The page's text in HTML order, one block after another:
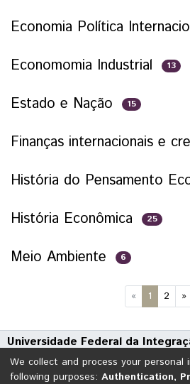
Economia Política
Economomia Industrial 13
Estado e Nação 15
Finanças internacionais e
História do Pensamento
História Econômica 25
Meio Ambiente 6
« 1 (current)
2 »
Universidade Federal da
UNILA
Avenida Tarquínio Joslin dos
We collect and process your
following purposes: Authentication,